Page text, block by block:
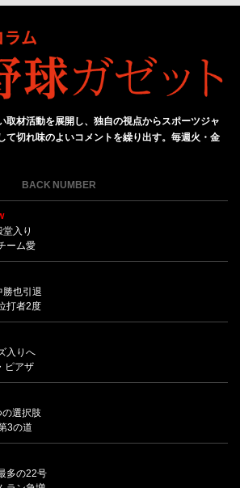
取材活動を展開し、独自の視点からスポーツジャ
て切れ味のよいコメントを繰り出す。毎週火・金
BACK NUMBER
入り
ーム愛
勝也引退
打者2度
入りへ
ピアザ
選択肢
3の道
多の22号